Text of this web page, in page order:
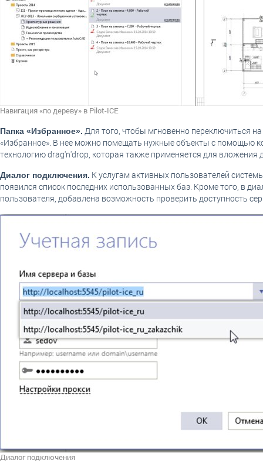
Навигация «по дереву» в Pilot-ICE
Папка «Избранное». Для того, чтобы мгновенно переключиться
«Избранное». В нее можно помещать нужные объекты с помощью
технологию drag'n'drop, которая также применяется для
Диалог подключения. К услугам активных пользователей
появился список последних использованных баз. Кроме того, в
пользователя, добавлена возможность проверить доступность
Диалог подключения